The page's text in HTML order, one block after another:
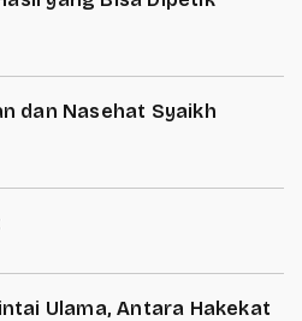
dan Nasehat Syaikh
Ulama, Antara Hakekat